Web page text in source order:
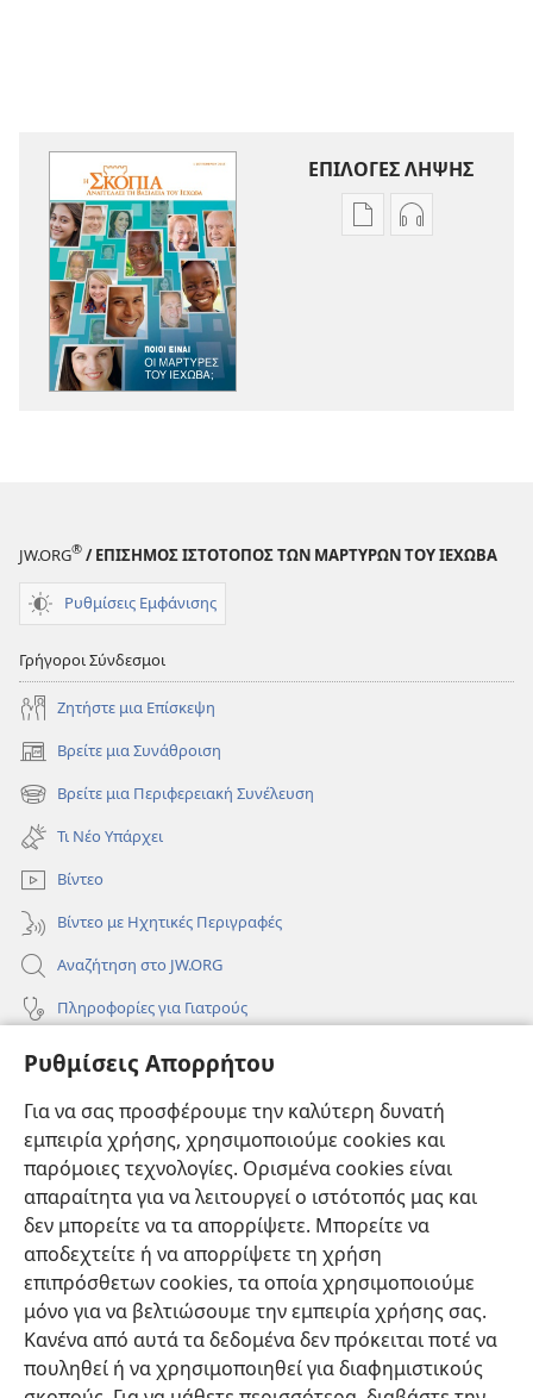
Ρυθμίσεις Απορρήτου
Για να σας προσφέρουμε την καλύτερη δυνατή
εμπειρία χρήσης, χρησιμοποιούμε cookies και
παρόμοιες τεχνολογίες. Ορισμένα cookies είναι
απαραίτητα για να λειτουργεί ο ιστότοπός μας και
δεν μπορείτε να τα απορρίψετε. Μπορείτε να
αποδεχτείτε ή να απορρίψετε τη χρήση
επιπρόσθετων cookies, τα οποία χρησιμοποιούμε
μόνο για να βελτιώσουμε την εμπειρία χρήσης σας.
Κανένα από αυτά τα δεδομένα δεν πρόκειται ποτέ να
πουληθεί ή να χρησιμοποιηθεί για διαφημιστικούς
ΕΠΙΛΟΓΕΣ ΛΗΨΗΣ
ΕπιλογέςΕπιλογές
JW.ORG® / ΕΠΙΣΗΜΟΣ ΙΣΤΟΤΟΠΟΣ ΤΩΝ ΜΑΡΤΥΡΩΝ ΤΟΥ ΙΕΧΩΒΑ
Ρυθμίσεις Εμφάνισης
Γρήγοροι Σύνδεσμοι
Ζητήστε μια Επίσκεψη
Βρείτε μια Συνάθροιση
(ανοίγει
νέο
παράθυρο)
Βρείτε μια Περιφερειακή Συνέλευση
(ανοίγει
νέο
παράθυρο)
Τι Νέο Υπάρχει
Βίντεο
Βίντεο με Ηχητικές Περιγραφές
Αναζήτηση στο JW.ORG
Πληροφορίες για Γιατρούς
Πληροφορίες για Επίσημους Φορείς και ΜΜΕ
Συνεισφορές
(ανοίγει
παράθυρο)ΔΙΑΔΙΚΤΥΑΚΗ ΒΙΒΛΙΟΘΗΚΗ της Σκοπιάς™
(ανοίγει
νέο
παράθυρο)
JW Hub
(ανοίγει
νέο
παράθυρο)JW Library®
Βιβλιοθήκη της Σκοπιάς